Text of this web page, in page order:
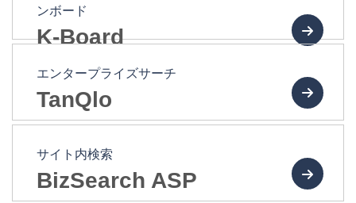
ンボード
K-Board
エンタープライズサーチ
TanQlo
サイト内検索
BizSearch ASP